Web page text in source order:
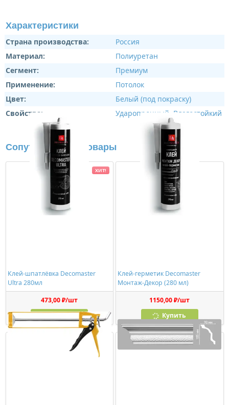
Характеристики
Страна производства:
Россия
Материал:
Полиуретан
Сегмент:
Премиум
Применение:
Потолок
Цвет:
Белый (под покраску)
Свойства:
Ударопрочный Влагостойкий
Сопутствующие товары
Клей-шпатлёвка Decomaster
Ultra 280мл
473,00 ₽/шт
Купить
ХИТ!
Клей-герметик Decomaster
Монтаж-Декор (280 мл)
1150,00 ₽/шт
Купить